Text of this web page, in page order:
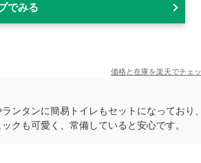
でみる
価格と在庫を楽天でチェ
ンタンに簡易トイレもセットになっており
クも可愛く、常備していると安心です。